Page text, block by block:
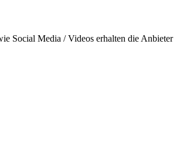
Social Media / Videos erhalten die Anbieter